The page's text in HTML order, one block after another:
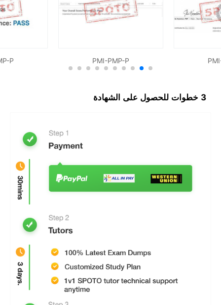
PMI-PMP-P
P
3 خطوات للحصول على الشهادة